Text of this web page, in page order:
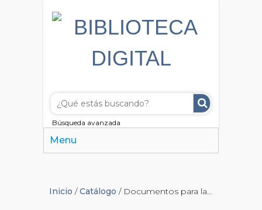
Búsqueda avanzada
Menu
Inicio /Catálogo / Documentos para la Historia del Virreinato del Río de la Plata